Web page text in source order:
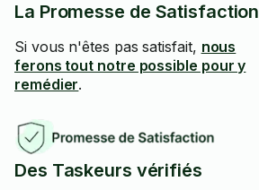
La Promesse de Satisfaction
Si vous n'êtes pas satisfait, nous
ferons tout notre possible pour y
remédier.
Des Taskeurs vérifiés